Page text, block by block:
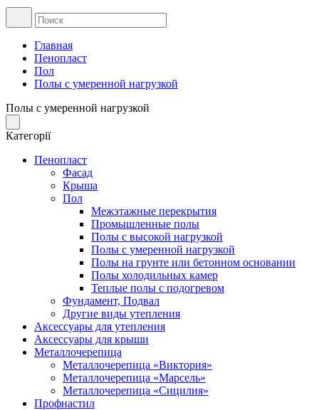
Главная
Пенопласт
Пол
Полы с умеренной нагрузкой
Полы с умеренной нагрузкой
Категорії
Пенопласт
Фасад
Крыша
Пол
Межэтажные перекрытия
Промышленные полы
Полы с высокой нагрузкой
Полы с умеренной нагрузкой
Полы на грунте или бетонном основании
Полы холодильных камер
Теплые полы с подогревом
Фундамент, Подвал
Другие виды утепления
Аксессуары для утепления
Аксессуары для крыши
Металлочерепица
Металлочерепица «Виктория»
Металлочерепица «Марсель»
Металлочерепица «Сицилия»
Профнастил